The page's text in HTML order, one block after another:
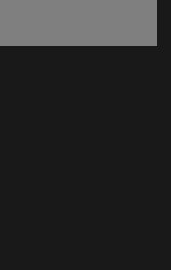
nueva ventana)
nueva ventana)